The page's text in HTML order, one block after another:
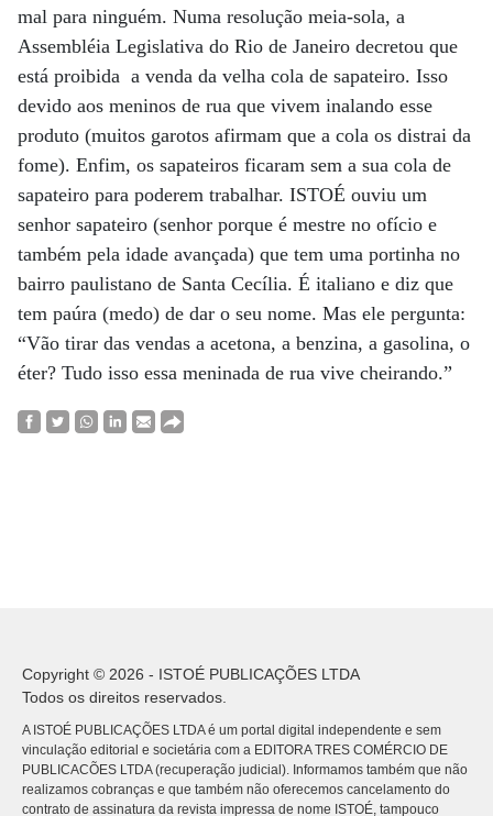
mal para ninguém. Numa resolução meia-sola, a
Assembléia Legislativa do Rio de Janeiro decretou que
está proibida a venda da velha cola de sapateiro. Isso
devido aos meninos de rua que vivem inalando esse
produto (muitos garotos afirmam que a cola os distrai da
fome). Enfim, os sapateiros ficaram sem a sua cola de
sapateiro para poderem trabalhar. ISTOÉ ouviu um
senhor sapateiro (senhor porque é mestre no ofício e
também pela idade avançada) que tem uma portinha no
bairro paulistano de Santa Cecília. É italiano e diz que
tem paúra (medo) de dar o seu nome. Mas ele pergunta:
“Vão tirar das vendas a acetona, a benzina, a gasolina, o
éter? Tudo isso essa meninada de rua vive cheirando.”
Copyright © 2026 - ISTOÉ PUBLICAÇÕES LTDA
Todos os direitos reservados.
A ISTOÉ PUBLICAÇÕES LTDA é um portal digital independente e sem
vinculação editorial e societária com a EDITORA TRES COMÉRCIO DE
PUBLICACÕES LTDA (recuperação judicial). Informamos também que não
realizamos cobranças e que também não oferecemos cancelamento do
contrato de assinatura da revista impressa de nome ISTOÉ, tampouco